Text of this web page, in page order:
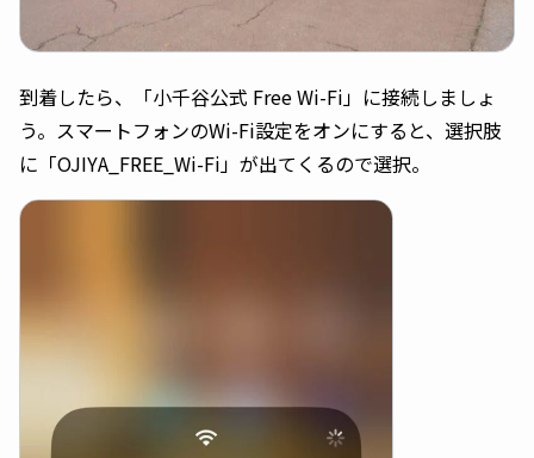
到着したら、「小千谷公式 Free Wi-Fi」に接続しましょ
う。スマートフォンのWi-Fi設定をオンにすると、選択肢
に「OJIYA_FREE_Wi-Fi」が出てくるので選択。